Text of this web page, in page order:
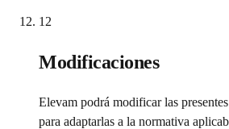
12
Modificaciones
Elevam podrá modificar las
para adaptarlas a la normativa